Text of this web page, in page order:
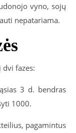
vyno, sojų
nepatariama.
fazes:
3 d. bendras
1000.
pagamintus